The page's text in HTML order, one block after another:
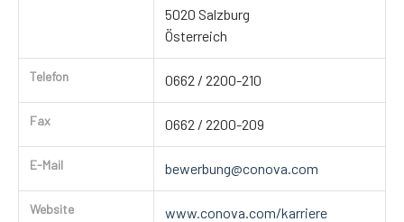
5020 Salzburg
Österreich
Telefon 0662 / 2200-210
Fax 0662 / 2200-209
E-Mail bewerbung@conova.com
Website www.conova.com/karriere